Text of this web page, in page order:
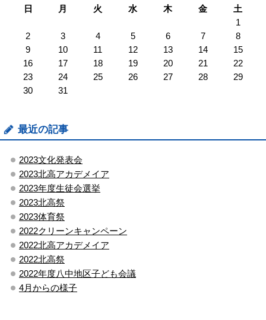
日
月 火 水 木 金
土
1
2
3 4 5 6 7
8
9
10 11 12 13 14
15
16
17 18 19 20 21
22
23
24 25 26 27 28
29
30
31
最近の記事
2023文化発表会
2023北高アカデメイア
2023年度生徒会選挙
2023北高祭
2023体育祭
2022クリーンキャンペーン
2022北高アカデメイア
2022北高祭
2022年度八中地区子ども会議
4月からの様子